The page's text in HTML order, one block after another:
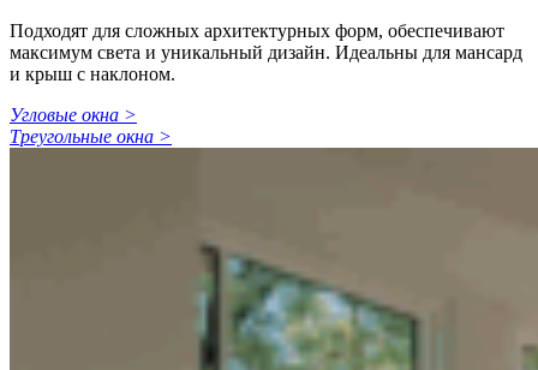
Подходят для сложных архитектурных форм, обеспечивают
максимум света и уникальный дизайн. Идеальны для мансард
и крыш с наклоном.
Угловые окна >
Треугольные окна >